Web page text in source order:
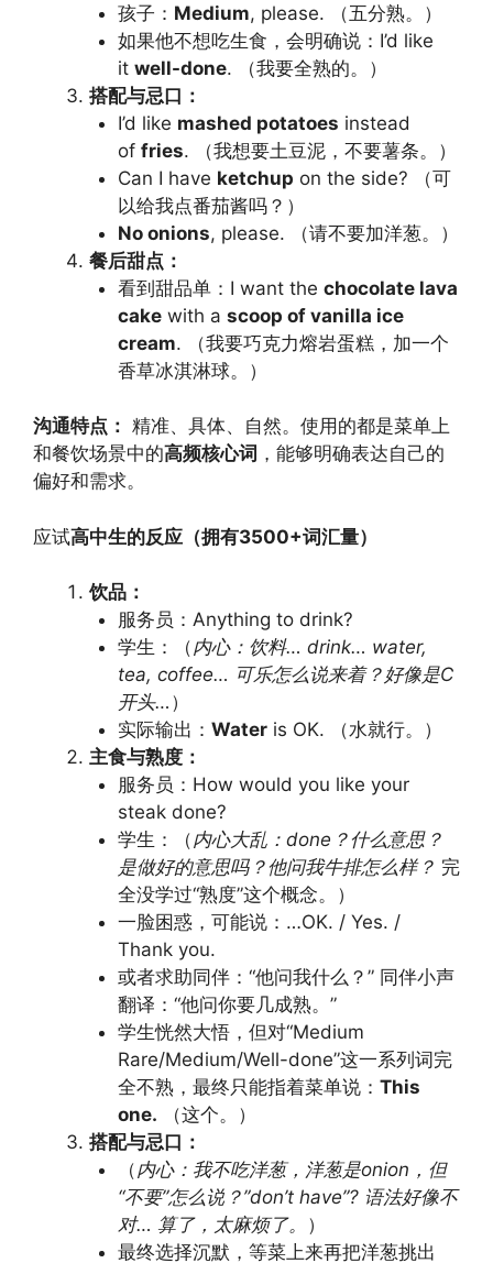
孩子： Medium, please. （五分熟。）
如果他不想吃生食，会明确说：I’d like
it well-done. （我要全熟的。）
搭配与忌口：
I’d like mashed potatoes instead
of fries. （我想要土豆泥，不要薯条。）
Can I have ketchup on the side? （可
以给我点番茄酱吗？）
No onions, please. （请不要加洋葱。）
餐后甜点：
看到甜品单：I want the chocolate lava
cakewith a scoop of vanilla ice
cream. （我要巧克力熔岩蛋糕，加一个
香草冰淇淋球。）
沟通特点： 精准、具体、自然。使用的都是菜单上
和餐饮场景中的高频核心词 ，能够明确表达自己的
偏好和需求。
应试高中生的反应（拥有3500+词汇量）
饮品：
服务员：Anything to drink?
学生：（内心：饮料… drink… water,
tea, coffee… 可乐怎么说来着？好像是C
开头… ）
实际输出： Wateris OK. （水就行。）
主食与熟度：
服务员：How would you like your
steak done?
学生：（内心大乱：done？什么意思？
是做好的意思吗？他问我牛排怎么样？ 完
全没学过“熟度”这个概念。）
一脸困惑，可能说：…OK. / Yes. /
Thank you.
或者求助同伴：“他问我什么？” 同伴小声
翻译：“他问你要几成熟。”
学生恍然大悟，但对“Medium
Rare/Medium/Well-done”这一系列词完
全不熟，最终只能指着菜单说： This
one. （这个。）
搭配与忌口：
（内心：我不吃洋葱，洋葱是onion，但
“不要”怎么说？”don’t have”? 语法好像不
对… 算了，太麻烦了。
）
最终选择沉默，等菜上来再把洋葱挑出